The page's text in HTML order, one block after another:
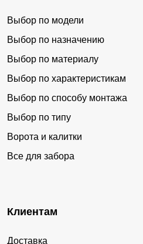
Выбор по модели
Выбор по назначению
Выбор по материалу
Выбор по характеристикам
Выбор по способу монтажа
Выбор по типу
Ворота и калитки
Все для забора
Клиентам
Доставка